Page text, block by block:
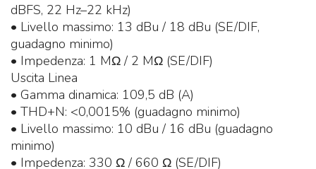
dBFS, 22 Hz–22 kHz)
• Livello massimo: 13 dBu / 18 dBu (SE/DIF,
guadagno minimo)
• Impedenza: 1 MΩ / 2 MΩ (SE/DIF)
Uscita Linea
• Gamma dinamica: 109,5 dB (A)
• THD+N: <0,0015% (guadagno minimo)
• Livello massimo: 10 dBu / 16 dBu (guadagno
minimo)
• Impedenza: 330 Ω / 660 Ω (SE/DIF)